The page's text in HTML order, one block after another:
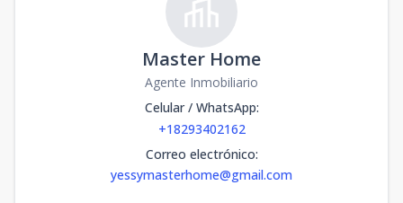
Master Home
Agente Inmobiliario
Celular / WhatsApp:
+18293402162
Correo electrónico:
yessymasterhome@gmail.com